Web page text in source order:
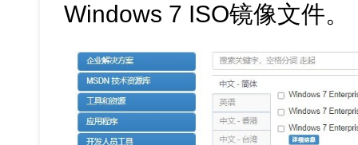
Windows 7 ISO镜像文件。